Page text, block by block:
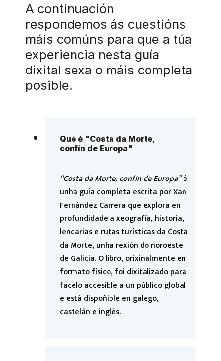
A continuación
respondemos ás cuestións
máis comúns para que a túa
experiencia nesta guía
dixital sexa o máis completa
posible.
Qué é "Costa da Morte,
confín de Europa"
“Costa da Morte, confín de Europa”é
unha guía completa escrita por Xan
Fernández Carrera que explora en
profundidade a xeografía, historia,
lendarias e rutas turísticas da Costa
da Morte, unha rexión do noroeste
de Galicia. O libro, orixinalmente en
formato físico, foi dixitalizado para
facelo accesible a un público global
e está dispoñible en galego,
castelán e inglés.